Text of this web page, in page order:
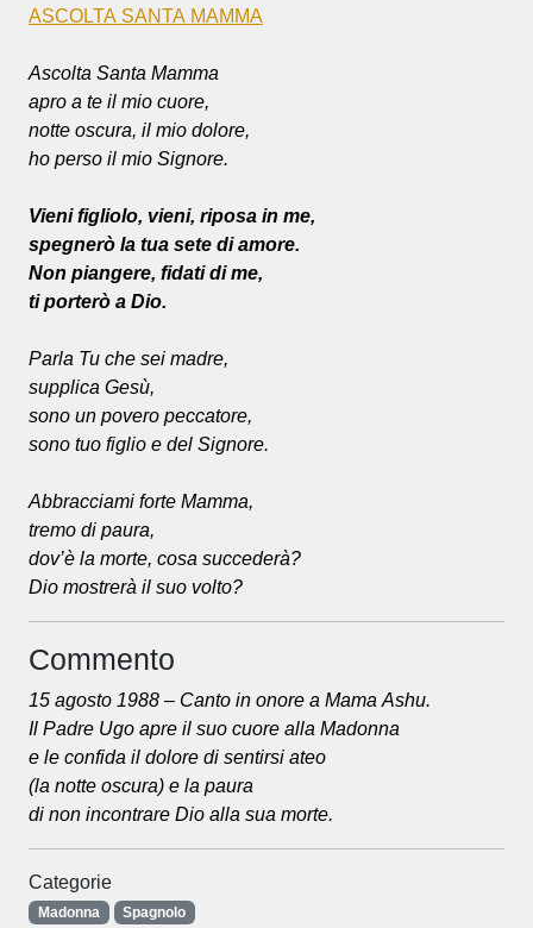
ASCOLTA SANTA MAMMA
Ascolta Santa Mamma
apro a te il mio cuore,
notte oscura, il mio dolore,
ho perso il mio Signore.
Vieni figliolo, vieni, riposa in me,
spegnerò la tua sete di amore.
Non piangere, fidati di me,
ti porterò a Dio.
Parla Tu che sei madre,
supplica Gesù,
sono un povero peccatore,
sono tuo figlio e del Signore.
Abbracciami forte Mamma,
tremo di paura,
dov’è la morte, cosa succederà?
Dio mostrerà il suo volto?
Commento
15 agosto 1988 – Canto in onore a Mama Ashu.
Il Padre Ugo apre il suo cuore alla Madonna
e le confida il dolore di sentirsi ateo
(la notte oscura) e la paura
di non incontrare Dio alla sua morte.
Categorie
Madonna Spagnolo